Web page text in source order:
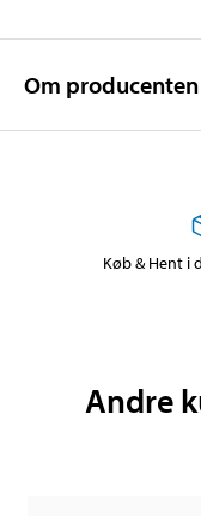
Om producenten
Køb & Hent i
Andre